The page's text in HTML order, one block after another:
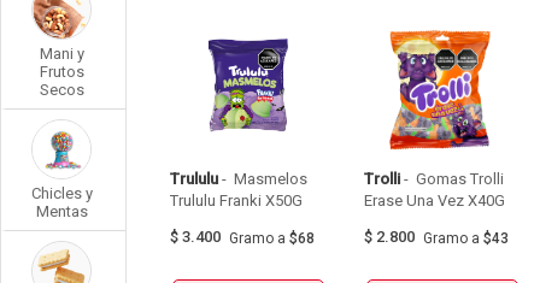
Mani y
Frutos
Secos
Chicles y
Mentas
Trululu - Masmelos
$ 3.400 Gramoa $68
Trolli - Gomas Trolli
$ 2.800 Gramo a$43